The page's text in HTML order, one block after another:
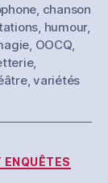
chanson
humour,
OOCQ,
,
,variétés
ENQUÊTES